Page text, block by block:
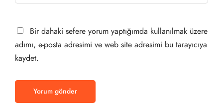
Bir dahaki sefere yorum yaptığımda kullanılmak üzere
adımı, e-posta adresimi ve web site adresimi bu tarayıcıya
kaydet.